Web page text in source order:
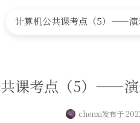
计算机公共课考点（5）——
课考点（5）——
chenxi发布于